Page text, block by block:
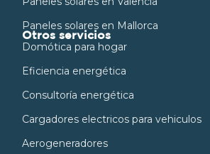
Paneles solares en Mallorca
Otros servicios
Domótica para hogar
Eficiencia energética
Consultoría energética
Cargadores electricos para vehiculos
Aerogeneradores